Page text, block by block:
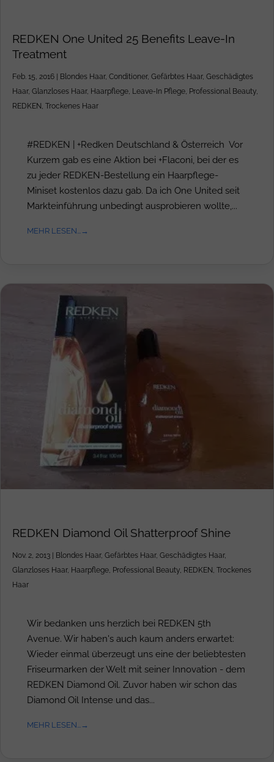
REDKEN One United 25 Benefits Leave-In
Treatment
Feb. 15, 2016 Blondes Haar, Conditioner, Gefärbtes Haar, Geschädigtes
Haar, Glanzloses Haar, Haarpflege, Leave-In Pflege, Professional Beauty,
REDKEN, Trockenes Haar
#REDKEN | +Redken Deutschland & Österreich Vor
Kurzem gab es eine Aktion bei +Flaconi, bei der es
zu jeder REDKEN-Bestellung ein Haarpflege-
Miniset kostenlos dazu gab. Da ich One United seit
Markteinführung unbedingt ausprobieren wollte,...
MEHR LESEN...
REDKEN Diamond Oil Shatterproof Shine
Nov. 2, 2013 Blondes Haar, Gefärbtes Haar, Geschädigtes Haar,
Glanzloses Haar, Haarpflege, Professional Beauty, REDKEN, Trockenes
Haar
Wir bedanken uns herzlich bei REDKEN 5th
Avenue. Wir haben's auch kaum anders erwartet:
Wieder einmal überzeugt uns eine der beliebtesten
Friseurmarken der Welt mit seiner Innovation - dem
REDKEN Diamond Oil. Zuvor haben wir schon das
Diamond Oil Intense und das...
MEHR LESEN...